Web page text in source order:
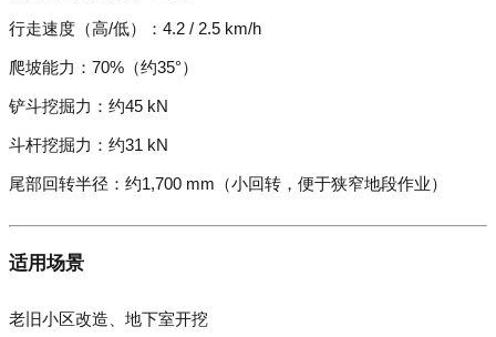
行走速度（高/低）：4.2 / 2.5 km/h
爬坡能力：70%（约35°）
铲斗挖掘力：约45 kN
斗杆挖掘力：约31 kN
尾部回转半径：约1,700 mm（小回转，便于狭窄地段作业）
适用场景
老旧小区改造、地下室开挖